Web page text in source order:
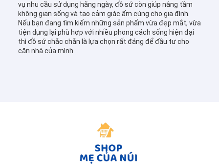
vụ nhu cầu sử dụng hằng ngày, đồ sứ còn giúp nâng tầm
không gian sống và tạo cảm giác ấm cúng cho gia đình.
Nếu bạn đang tìm kiếm những sản phẩm vừa đẹp mắt, vừa
tiện dụng lại phù hợp với nhiều phong cách sống hiện đại
thì đồ sứ chắc chắn là lựa chọn rất đáng để đầu tư cho
căn nhà của mình.